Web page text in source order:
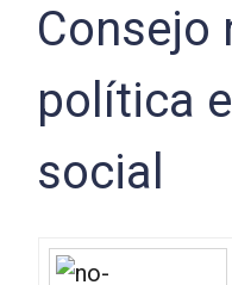
Consejo
política
social